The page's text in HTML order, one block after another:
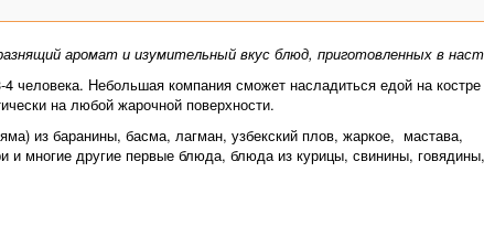
аромат и изумительный вкус блюд, приготовленных в
4 человека. Небольшая компания сможет насладиться едой на костре
на любой жарочной поверхности.
из баранины, басма, лагман, узбекский плов, жаркое, мастава,
многие другие первые блюда, блюда из курицы, свинины, говядины,